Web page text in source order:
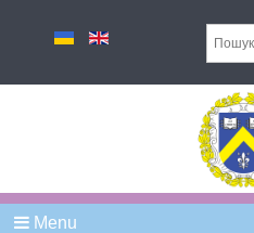
Menu